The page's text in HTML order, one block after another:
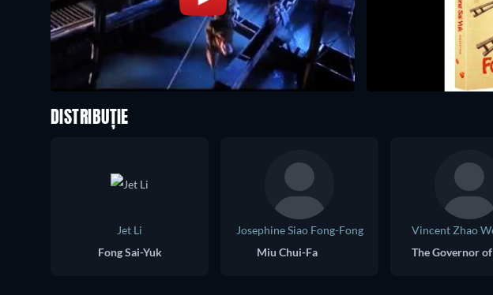
DISTRIBUȚIE
Jet Li
Fong Sai-Yuk
Josephine Siao Fong-Fong
Miu Chui-Fa
Vincent Zhao